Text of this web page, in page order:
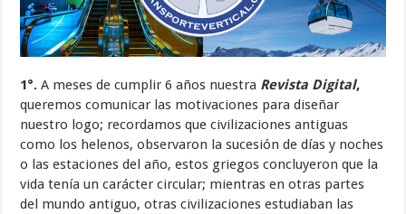
1°.A meses de cumplir 6 años nuestra Revista Digital,
queremos comunicar las motivaciones para diseñar
nuestro logo; recordamos que civilizaciones antiguas
como los helenos, observaron la sucesión de días y noches
o las estaciones del año, estos griegos concluyeron que la
vida tenía un carácter circular; mientras en otras partes
del mundo antiguo, otras civilizaciones estudiaban las